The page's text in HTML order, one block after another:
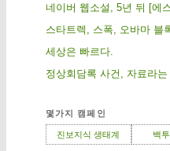
네이버 웹소설, 5년 뒤 [에
스타트렉, 스폭, 오바마 블
세상은 빠르다.
정상회담록 사건, 자료라
몇가지 캠페인
진보지식 생태계 백